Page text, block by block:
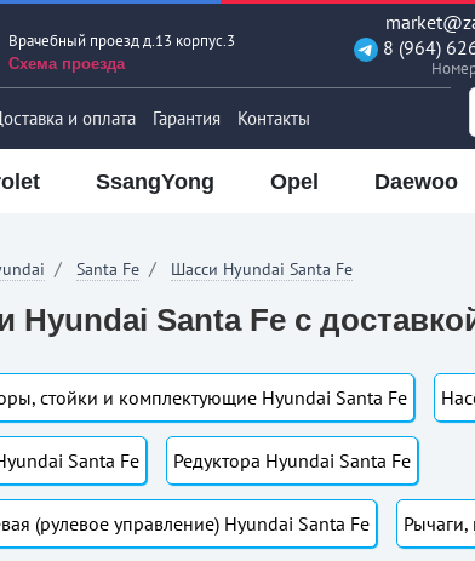
Врачебный проезд д.13 корпус.3
Схема проезда
8 (964)
и оплата Гарантия Контакты
SsangYong Opel Daewoo
Santa Fe Шасси Hyundai Santa Fe
Hyundai Santa Fe с
стойки и комплектующие Hyundai Santa Fe
Santa Fe Редуктора Hyundai Santa Fe
(рулевое управление) Hyundai Santa Fe